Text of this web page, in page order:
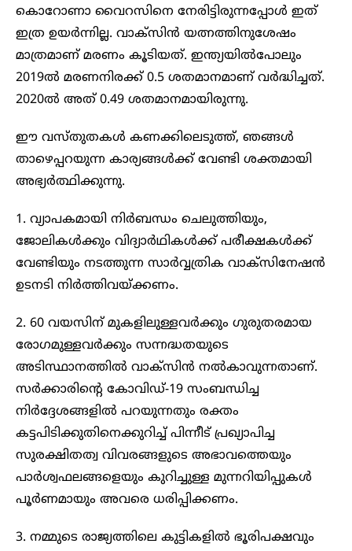
കൊറോണാ വൈറസിനെ നേരിട്ടിരുന്നപ്പോള്‍ ഇത്
ഇത്ര ഉയർന്നില്ല. വാക്‌സിന്‍ യത്നത്തിനുശേഷം
മാത്രമാണ് മരണം കൂടിയത്. ഇന്ത്യയില്‍പോലും
2019ല്‍ മരണനിരക്ക് 0.5 ശതമാനമാണ് വര്‍ദ്ധിച്ചത്.
2020ല്‍ അത് 0.49 ശതമാനമായിരുന്നു.
ഈ വസ്തുതകള്‍ കണക്കിലെടുത്ത്, ഞങ്ങള്‍
താഴെപ്പറയുന്ന കാര്യങ്ങള്‍ക്ക് വേണ്ടി ശക്തമായി
അഭ്യര്‍ത്ഥിക്കുന്നു.
1. വ്യാപകമായി നിര്‍ബന്ധം ചെലുത്തിയും,
ജോലികള്‍ക്കും വിദ്യാര്‍ഥികള്‍ക്ക് പരീക്ഷകള്‍ക്ക്
വേണ്ടിയും നടത്തുന്ന സാര്‍വ്വത്രിക വാക്‌സിനേഷന്‍
ഉടനടി നിർത്തിവയ്ക്കണം.
2. 60 വയസിന് മുകളിലുള്ളവര്‍ക്കും ഗുരുതരമായ
രോഗമുള്ളവര്‍ക്കും സന്നദ്ധതയുടെ
അടിസ്ഥാനത്തില്‍ വാക്‌സിന്‍ നല്‍കാവുന്നതാണ്.
സര്‍ക്കാരിന്റെ കോവിഡ്-19 സംബന്ധിച്ച
നിര്‍ദ്ദേശങ്ങളില്‍ പറയുന്നതും രക്തം
കട്ടപിടിക്കുതിനെക്കുറിച്ച് പിന്നീട് പ്രഖ്യാപിച്ച
സുരക്ഷിതത്വ വിവരങ്ങളുടെ അഭാവത്തെയും
പാര്‍ശ്വഫലങ്ങളെയും കുറിച്ചുള്ള മുന്നറിയിപ്പുകള്‍
പൂര്‍ണമായും അവരെ ധരിപ്പിക്കണം.
3. നമ്മുടെ രാജ്യത്തിലെ കുട്ടികളില്‍ ഭൂരിപക്ഷവും